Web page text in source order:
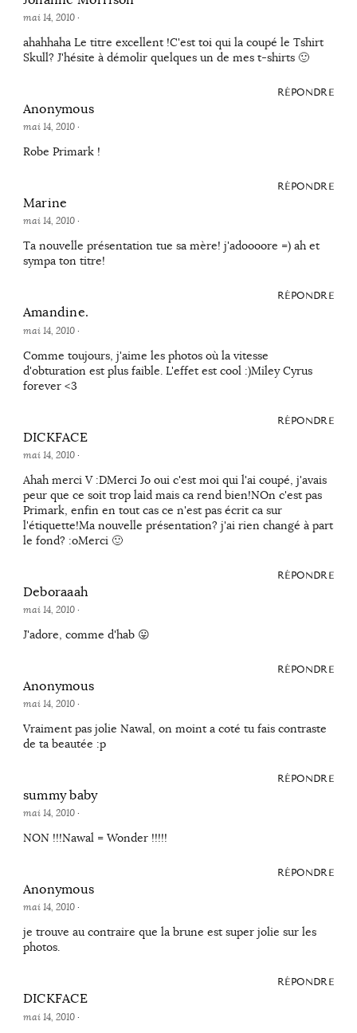
mai 14, 2010·
ahahhaha Le titre excellent !C'est toi qui la coupé le Tshirt
Skull? J'hésite à démolir quelques un de mes t-shirts 🙂
RÉPONDRE
Anonymous
mai 14, 2010·
Robe Primark !
RÉPONDRE
Marine
mai 14, 2010·
Ta nouvelle présentation tue sa mère! j'adoooore =) ah et
sympa ton titre!
RÉPONDRE
Amandine.
mai 14, 2010·
Comme toujours, j'aime les photos où la vitesse
d'obturation est plus faible. L'effet est cool :)Miley Cyrus
forever <3
RÉPONDRE
DICKFACE
mai 14, 2010·
Ahah merci V :DMerci Jo oui c'est moi qui l'ai coupé, j'avais
peur que ce soit trop laid mais ca rend bien!NOn c'est pas
Primark, enfin en tout cas ce n'est pas écrit ca sur
l'étiquette!Ma nouvelle présentation? j'ai rien changé à part
le fond? :oMerci 🙂
RÉPONDRE
Deboraaah
mai 14, 2010·
J'adore, comme d'hab 😛
RÉPONDRE
Anonymous
mai 14, 2010·
Vraiment pas jolie Nawal, on moint a coté tu fais contraste
de ta beautée :p
RÉPONDRE
summy baby
mai 14, 2010·
NON !!!Nawal = Wonder !!!!!
RÉPONDRE
Anonymous
mai 14, 2010·
je trouve au contraire que la brune est super jolie sur les
photos.
RÉPONDRE
DICKFACE
mai 14, 2010·